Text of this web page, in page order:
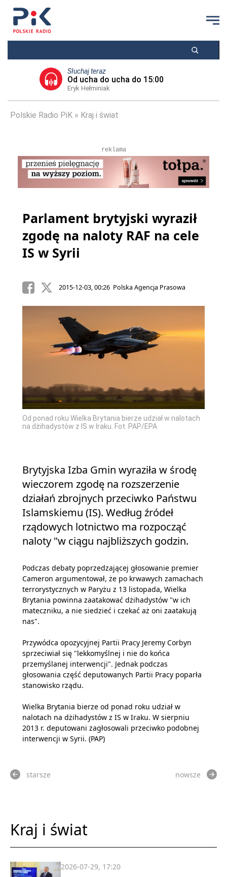
Słuchaj teraz
Od ucha do ucha do 15:00
Eryk Hełminiak
Polskie Radio PiK Kraj i świat
reklama
Parlament brytyjski wyraził
zgodę na naloty RAF na cele
IS w Syrii
2015-12-03, 00:26 Polska Agencja Prasowa
Od ponad roku Wielka Brytania bierze udział w nalotach
na dżihadystów z IS w Iraku. Fot. PAP/EPA
Brytyjska Izba Gmin wyraziła w środę
wieczorem zgodę na rozszerzenie
działań zbrojnych przeciwko Państwu
Islamskiemu (IS). Według źródeł
rządowych lotnictwo ma rozpocząć
naloty "w ciągu najbliższych godzin.
Podczas debaty poprzedzającej głosowanie premier
Cameron argumentował, że po krwawych zamachach
terrorystycznych w Paryżu z 13 listopada, Wielka
Brytania powinna zaatakować dżihadystów "w ich
mateczniku, a nie siedzieć i czekać aż oni zaatakują
nas".
Przywódca opozycyjnej Partii Pracy Jeremy Corbyn
sprzeciwiał się "lekkomyślnej i nie do końca
przemyślanej interwencji". Jednak podczas
głosowania część deputowanych Partii Pracy poparła
stanowisko rządu.
Wielka Brytania bierze od ponad roku udział w
nalotach na dżihadystów z IS w Iraku. W sierpniu
2013 r. deputowani zagłosowali przeciwko podobnej
interwencji w Syrii. (PAP)
starsze nowsze
Kraj i świat
2026-07-29, 17:20